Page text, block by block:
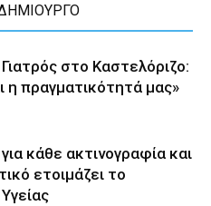
στο Καστελόριζο:
η πραγματικότητά μας»
κάθε ακτινογραφία και
ετοιμάζει το